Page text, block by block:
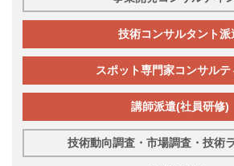
技術コンサルタント派
スポット専門家コンサルテ
講師派遣(社員研修)
技術動向調査・市場調査・技術